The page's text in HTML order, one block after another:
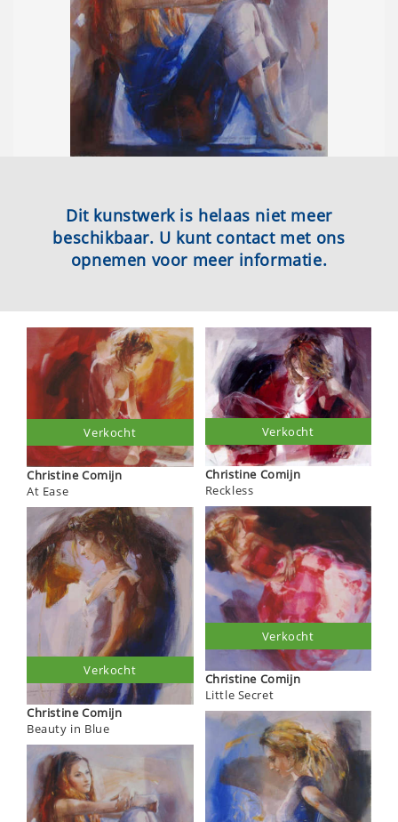
Dit kunstwerk is helaas niet meer
beschikbaar. U kunt contact met ons
opnemen voor meer informatie.
Christine Comijn
At Ease
Verkocht
Christine Comijn
Beauty in Blue
Verkocht
Christine Comijn
Reckless
Verkocht
Christine Comijn
Little Secret
Verkocht